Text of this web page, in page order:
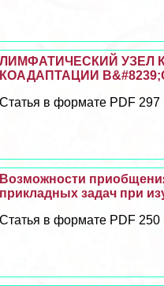
ЛИМФАТИЧЕСКИЙ УЗЕЛ
КОАДАПТАЦИИ
Статья в формате PDF 297
Возможности
прикладных задач при
Статья в формате PDF 250